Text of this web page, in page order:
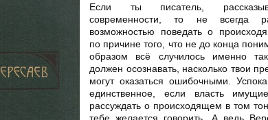
Если ты писатель,
современности, то не всегда
возможностью поведать о
по причине того, что не до конца
образом всё случилось именно
должен осознавать, насколько твои
могут оказаться ошибочными.
единственное, если власть
рассуждать о происходящем в том